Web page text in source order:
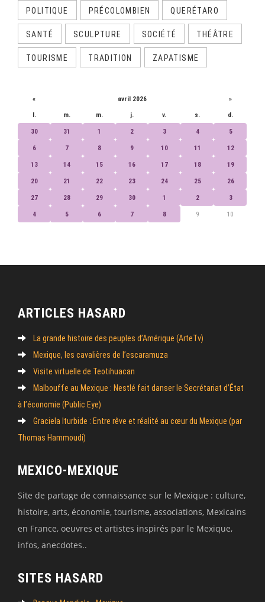
POLITIQUE PRÉCOLOMBIEN QUERÉTARO
SANTÉ SCULPTURE SOCIÉTÉ THÉÂTRE
TOURISME TRADITION ZAPATISME
« avril 2026 »
l. m. m. j. v. s. d.
30 31 1 2 3 4 5
6 7 8 9 10 11 12
13 14 15 16 17 18 19
20 21 22 23 24 25 26
27 28 29 30 1 2 3
4 5 6 7 8 9 10
ARTICLES HASARD
La grande histoire des peuples d’Amérique (ArteTv)
Mexique, les cavalières de l’escaramuza
Visite virtuelle de Teotihuacan
Malbouffe au Mexique : Nestlé fait danser le Secrétariat d’État
à l’économie (Public Eye)
Graciela Iturbide : Entre rêve et réalité au cœur du Mexique (par
Thomas Hammoudi)
MEXICO-MEXIQUE
Site de partage de connaissance sur le Mexique : culture,
histoire, arts, économie, tourisme, associations, Mexicains
en France, oeuvres et artistes inspirés par le Mexique,
infos, anecdotes..
SITES HASARD